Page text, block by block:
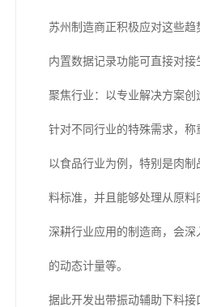
苏州制造商正积极应对这些
内置数据记录功能可直接对接
聚焦行业：以专业解决方案创
针对不同行业的特殊需求，称
以食品行业为例，特别是肉
料标准，并且能够处理从原料
深耕行业应用的制造商，会
的动态计量等。
据此开发出带振动辅助下料接